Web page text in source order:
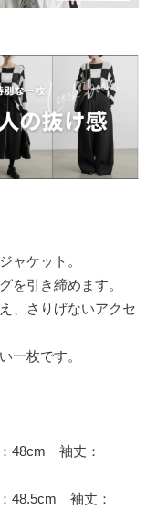
ャケット。
を引き締めます。
、さりげないアクセ
一枚です。
48cm 袖丈：
48.5cm 袖丈：